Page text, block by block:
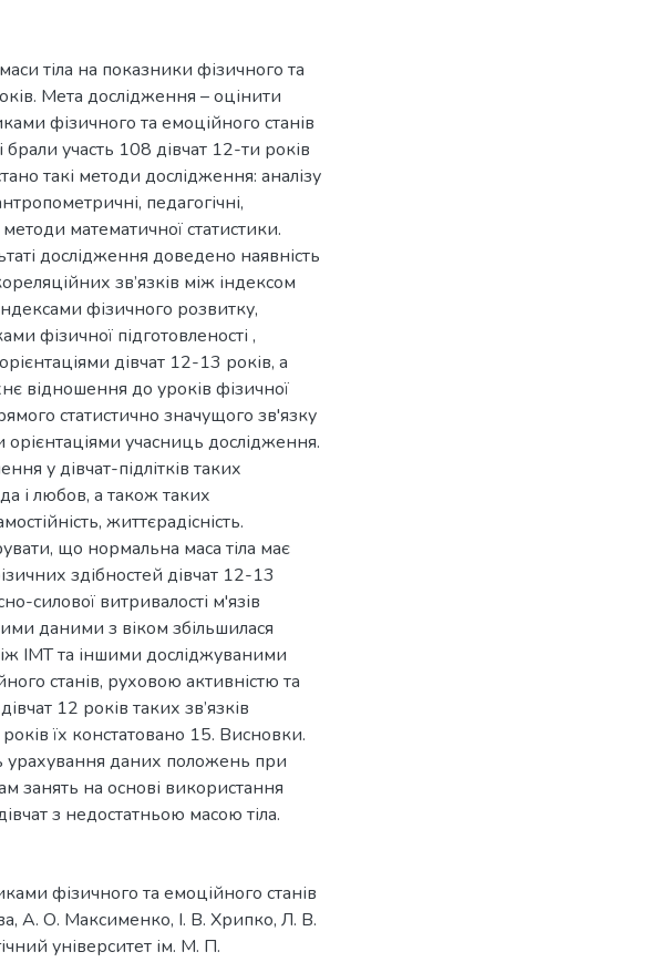
тіла на показники фізичного та
Мета дослідження – оцінити
фізичного та емоційного станів
участь 108 дівчат 12-ти років
такі методи дослідження: аналізу
педагогічні,
математичної статистики.
дослідження доведено наявність
зв’язків між індексом
фізичного розвитку,
фізичної підготовленості ,
дівчат 12-13 років, а
відношення до уроків фізичної
статистично значущого зв'язку
учасниць дослідження.
у дівчат-підлітків таких
і любов, а також таких
життєрадісність.
що нормальна маса тіла має
здібностей дівчат 12-13
силової витривалості м'язів
даними з віком збільшилася
ІМТ та іншими досліджуваними
станів, руховою активністю та
12 років таких зв’язків
їх констатовано 15. Висновки.
урахування даних положень при
занять на основі використання
з недостатньою масою тіла.
фізичного та емоційного станів
А. О. Максименко, І. В. Хрипко, Л. В.
університет ім. М. П.